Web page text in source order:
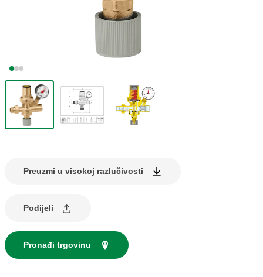
Preuzmi u visokoj razlučivosti
Podijeli
Pronađi trgovinu